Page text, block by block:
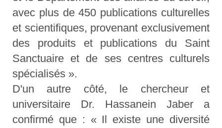
avec plus de 450 publications culturelles
et scientifiques, provenant exclusivement
des produits et publications du Saint
Sanctuaire et de ses centres culturels
spécialisés ».
D'un autre côté, le chercheur et
universitaire Dr. Hassanein Jaber a
confirmé que : « Il existe une diversité